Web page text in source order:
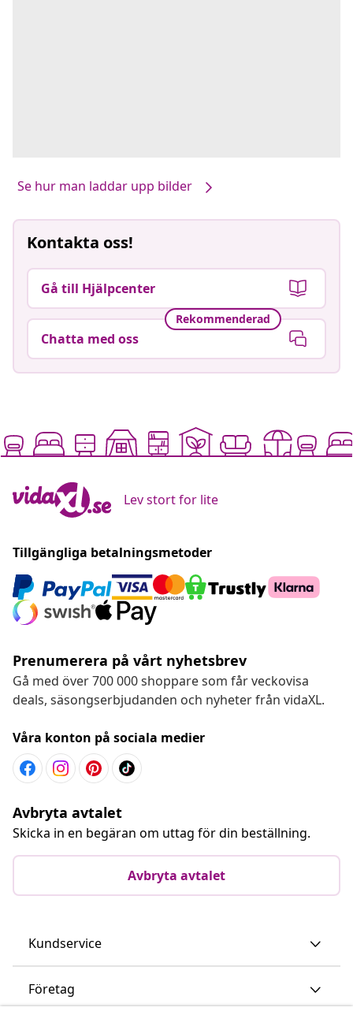
Se hur man laddar upp bilder
Kontakta oss!
Gå till Hjälpcenter
Rekommenderad
Chatta med oss
Lev stort for lite
Tillgängliga betalningsmetoder
Prenumerera på vårt nyhetsbrev
Gå med över 700 000 shoppare som får veckovisa
deals, säsongserbjudanden och nyheter från vidaXL.
Våra konton på sociala medier
Avbryta avtalet
Skicka in en begäran om uttag för din beställning.
Avbryta avtalet
Kundservice
Företag